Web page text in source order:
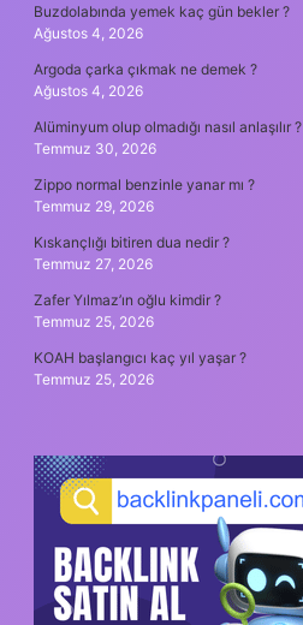
Buzdolabında yemek kaç gün bekler ?
Ağustos 4, 2026
Argoda çarka çıkmak ne demek ?
Ağustos 4, 2026
Alüminyum olup olmadığı nasıl anlaşılır ?
Temmuz 30, 2026
Zippo normal benzinle yanar mı ?
Temmuz 29, 2026
Kıskançlığı bitiren dua nedir ?
Temmuz 27, 2026
Zafer Yılmaz’ın oğlu kimdir ?
Temmuz 25, 2026
KOAH başlangıcı kaç yıl yaşar ?
Temmuz 25, 2026